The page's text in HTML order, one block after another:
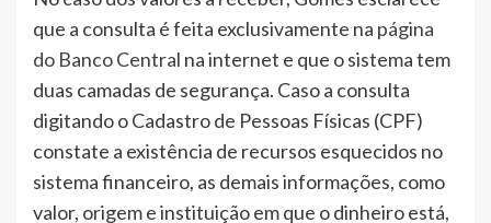
que a consulta é feita exclusivamente na página
do Banco Central na internet e que o sistema tem
duas camadas de segurança. Caso a consulta
digitando o Cadastro de Pessoas Físicas (CPF)
constate a existência de recursos esquecidos no
sistema financeiro, as demais informações, como
valor, origem e instituição em que o dinheiro está,